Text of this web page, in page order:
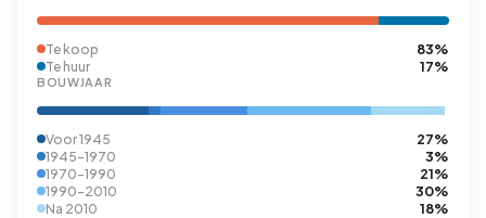
Te koop 83%
Te huur 17%
BOUWJAAR
Voor 1945 27%
1945-1970 3%
1970-1990 21%
1990-2010 30%
Na 2010 18%